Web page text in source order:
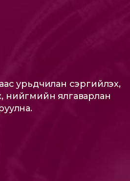
урьдчилан сэргийлэх,
нийгмийн ялгаварлан